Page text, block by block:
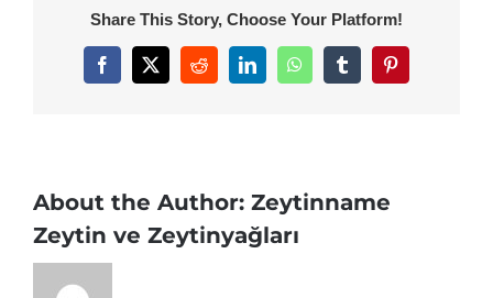
Share This Story, Choose Your Platform!
Facebook
X RedditLinkedInWhatsAppTumblrPinterest
About the Author: Zeytinname
Zeytin ve Zeytinyağları